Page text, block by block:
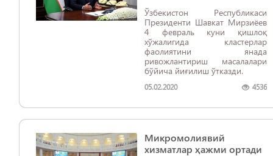
Ўзбекистон Республикаси
Президенти Шавкат Мирзиёев
4 февраль куни қишлоқ
хўжалигида кластерлар
фаолиятини янада
ривожлантириш масалалари
бўйича йиғилиш ўтказди.
05.02.2020 4536
Микромолиявий
хизматлар ҳажми ортади